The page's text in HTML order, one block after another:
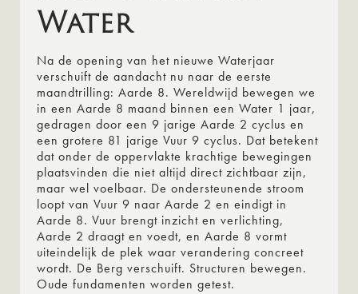
Water
Na de opening van het nieuwe Waterjaar
verschuift de aandacht nu naar de eerste
maandtrilling: Aarde 8. Wereldwijd bewegen we
in een Aarde 8 maand binnen een Water 1 jaar,
gedragen door een 9 jarige Aarde 2 cyclus en
een grotere 81 jarige Vuur 9 cyclus. Dat betekent
dat onder de oppervlakte krachtige bewegingen
plaatsvinden die niet altijd direct zichtbaar zijn,
maar wel voelbaar. De ondersteunende stroom
loopt van Vuur 9 naar Aarde 2 en eindigt in
Aarde 8. Vuur brengt inzicht en verlichting,
Aarde 2 draagt en voedt, en Aarde 8 vormt
uiteindelijk de plek waar verandering concreet
wordt. De Berg verschuift. Structuren bewegen.
Oude fundamenten worden getest.